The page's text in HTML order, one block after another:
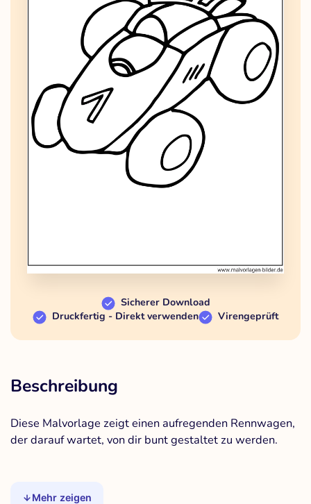
Sicherer Download
Druckfertig - Direkt verwenden
Virengeprüft
Beschreibung
Diese Malvorlage zeigt einen aufregenden Rennwagen,
der darauf wartet, von dir bunt gestaltet zu werden.
Mehr zeigen